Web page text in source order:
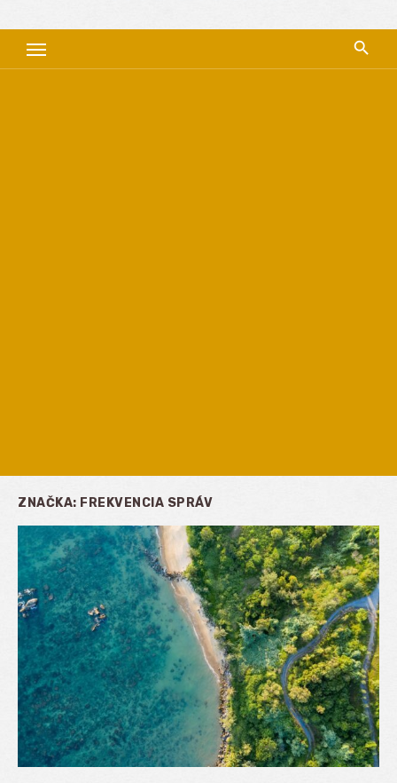
ZNAČKA: FREKVENCIA SPRÁV